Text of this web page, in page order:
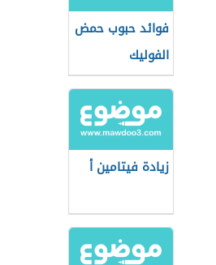
فوائد حبوب حمض
الفوليك
زيادة فيتامين أ